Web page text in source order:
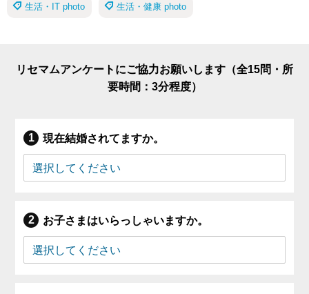
生活・IT photo 生活・健康 photo
リセマムアンケートにご協力お願いします（全15問・所
要時間：3分程度）
現在結婚されてますか。
お子さまはいらっしゃいますか。